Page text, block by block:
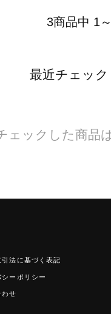
3商品中 1
最近チェッ
ェックした商品
引法に基づく表記
シーポリシー
わせ